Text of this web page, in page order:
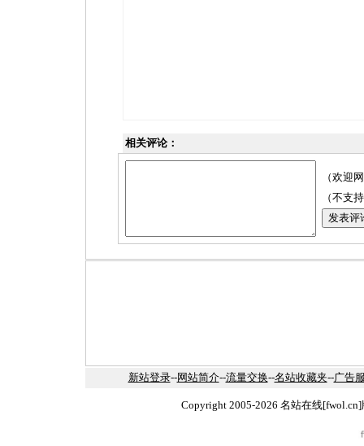
相关评论：
（欢迎
（不支
新站登录--网站简介--流量交换--名站收藏夹--广告
Copyright 2005-2026 名站在线